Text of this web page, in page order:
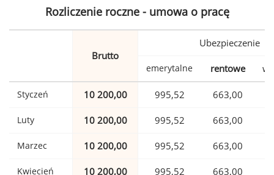
Rozliczenie roczne - umowa o pracę
Brutto
Ubezpieczenie
emerytalne rentowe
Styczeń 10 200,00 995,52 663,00
Luty 10 200,00 995,52 663,00
Marzec 10 200,00 995,52 663,00
Kwiecień 10 200,00 995,52 663,00